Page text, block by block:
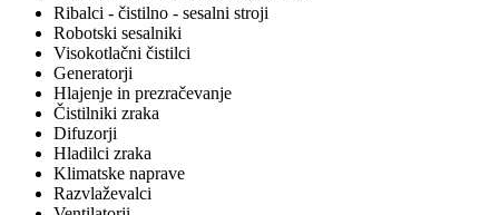
Ribalci - čistilno - sesalni stroji
Robotski sesalniki
Visokotlačni čistilci
Generatorji
Hlajenje in prezračevanje
Čistilniki zraka
Difuzorji
Hladilci zraka
Klimatske naprave
Razvlaževalci